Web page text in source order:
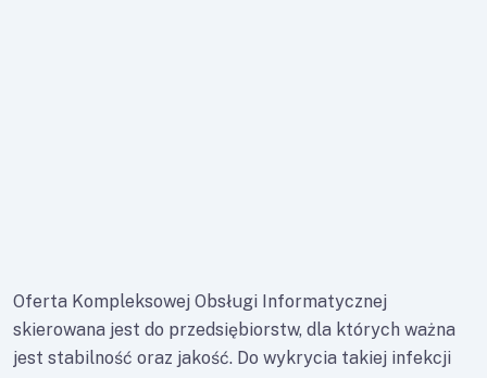
Oferta Kompleksowej Obsługi Informatycznej
skierowana jest do przedsiębiorstw, dla których ważna
jest stabilność oraz jakość. Do wykrycia takiej infekcji